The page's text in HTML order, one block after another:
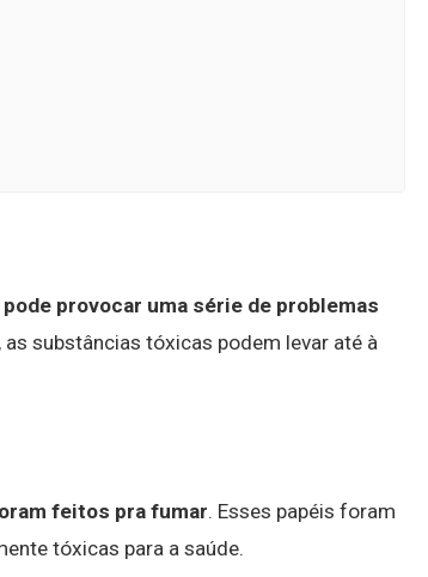
pode provocar uma série de problemas
as substâncias tóxicas podem levar até à
feitos pra fumar. Esses papéis foram
tóxicas para a saúde.